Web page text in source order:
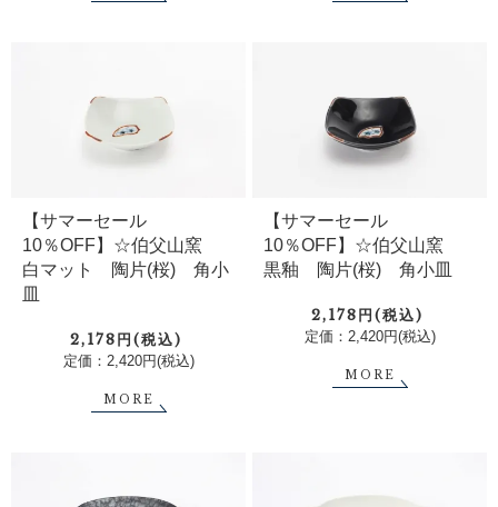
【サマーセール
10％OFF】☆伯父山窯
白マット 陶片(桜) 角小
皿
2,178円(税込)
定価：2,420円(税込)
MORE
【サマーセール
10％OFF】☆伯父山窯
黒釉 陶片(桜) 角小皿
2,178円(税込)
定価：2,420円(税込)
MORE